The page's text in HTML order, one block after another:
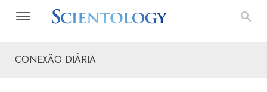
CONEXÃO DIÁRIA